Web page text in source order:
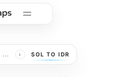
... › SOL TO IDR